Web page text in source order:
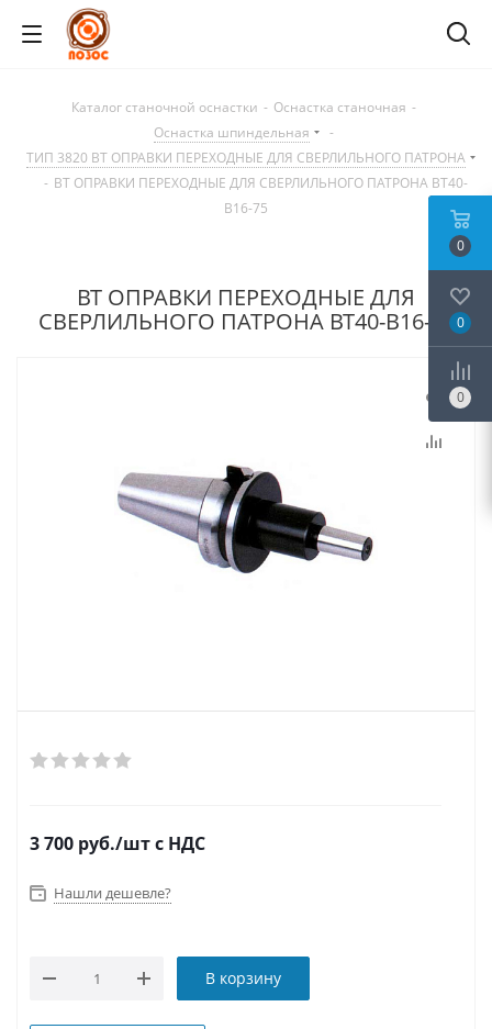
Каталог станочной оснастки - Оснастка станочная -
Оснастка шпиндельная
-
ТИП 3820 BT ОПРАВКИ ПЕРЕХОДНЫЕ ДЛЯ СВЕРЛИЛЬНОГО ПАТРОНА
- BT ОПРАВКИ ПЕРЕХОДНЫЕ ДЛЯ СВЕРЛИЛЬНОГО ПАТРОНА BT40-
B16-75
BT ОПРАВКИ ПЕРЕХОДНЫЕ ДЛЯ
СВЕРЛИЛЬНОГО ПАТРОНА BT40-B16-75
3 700 руб./штс НДС
Нашли дешевле?
В корзину
0
0
0